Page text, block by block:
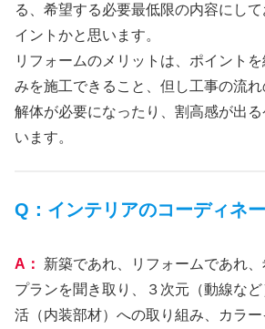
る、希望する必要最低限の内容にし
イントかと思います。
リフォームのメリットは、ポイント
みを施工できること、但し工事の流れ
解体が必要になったり、割高感が出
います。
Q：インテリアのコーディネ
A：
新築であれ、リフォームであれ
プランを聞き取り、３次元（動線な
活（内装部材）への取り組み、カラ